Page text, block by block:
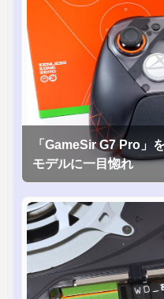
「GameSir G7 Pro」
モデルに一目惚れ